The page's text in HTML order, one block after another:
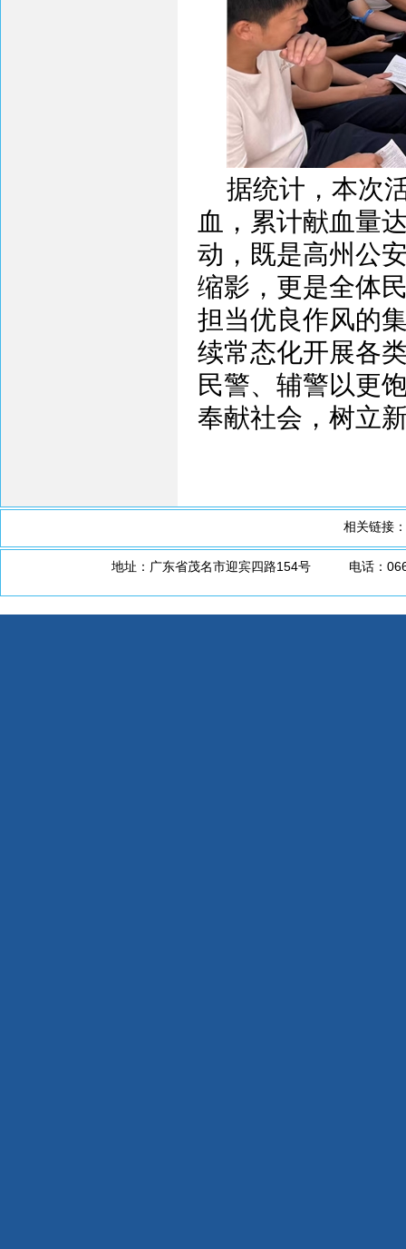
据统计，本次
血，累计献血量
动，既是高州公
缩影，更是全体
担当优良作风的
续常态化开展各
民警、辅警以更
奉献社会，树立
相关链接：
地址：广东省茂名市迎宾四路154号 电话：